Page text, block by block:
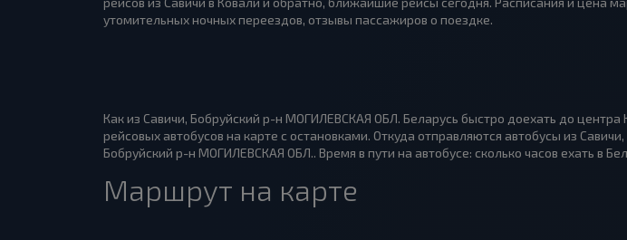
утомительных ночных переездов, отзывы пассажиров о поездке.
Как из Савичи, Бобруйский р-н МОГИЛЕВСКАЯ ОБЛ. Беларусь быстро доехать до
рейсовых автобусов на карте с остановками. Откуда отправляются автобусы из
Бобруйский р-н МОГИЛЕВСКАЯ ОБЛ.. Время в пути на автобусе: сколько часов ехать в
Маршрут на карте